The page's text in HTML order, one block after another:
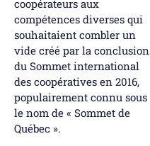
coopérateurs aux
compétences diverses qui
souhaitaient combler un
vide créé par la conclusion
du Sommet international
des coopératives en 2016,
populairement connu sous
le nom de « Sommet de
Québec ».